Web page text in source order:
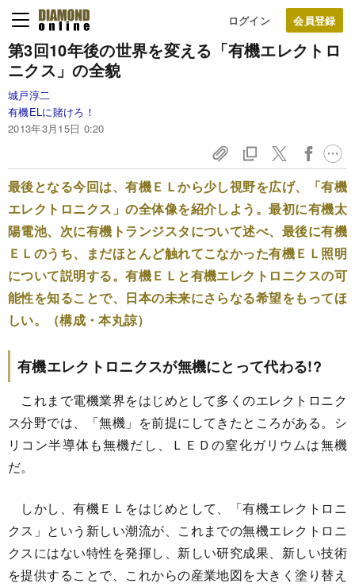
ログイン
第3回10年後の世界を変える 「有機エレクトロ
ニクス」の全貌
城戸淳二
有機ELに賭けろ！
2013年3月15日 0:20
最後となる今回は、有機ＥＬから少し視野を広げ、「有機
エレクトロニクス」の全体像を紹介しよう。最初に有機太
陽電池、次に有機トランジスタについて述べ、最後に有機
ＥＬのうち、まだほとんど触れてこなかった有機ＥＬ照明
について説明する。有機ＥＬと有機エレクトロニクスの可
能性を知ることで、日本の未来にさらなる希望をもってほ
しい。（構成・本丸諒）
有機エレクトロニクスが無機にとって代わる!?
これまで電機業界をはじめとして多くのエレクトロニク
ス分野では、「無機」を前提にしてきたところがある。シ
リコン半導体も無機だし、ＬＥＤの窒化ガリウムは無機
だ。
しかし、有機ＥＬをはじめとして、「有機エレクトロニ
クス」という新しい潮流が、これまでの無機エレクトロニ
クスにはない特性を発揮し、新しい研究成果、新しい技術
を提供することで、これからの産業地図を大きく塗り替え